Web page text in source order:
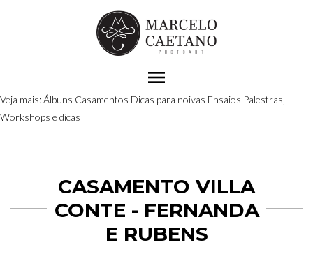
menu
Veja mais:Álbuns Casamentos Dicas para noivas Ensaios Palestras,
Workshops e dicas
CASAMENTO VILLA
CONTE - FERNANDA
E RUBENS